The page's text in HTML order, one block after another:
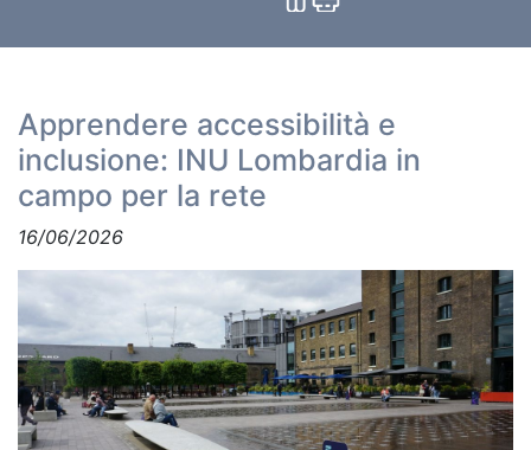
Apprendere accessibilità e
inclusione: INU Lombardia in
campo per la rete
16/06/2026